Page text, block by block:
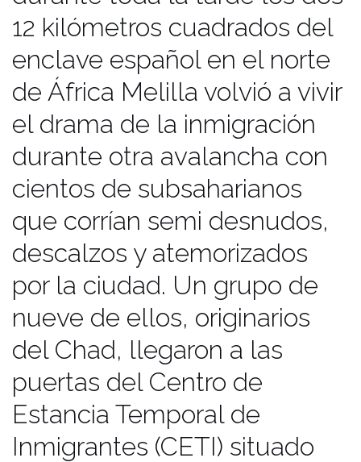
migratorios en esta región bañada
por el desierto del Sahara. Sin
embargo, su viaje suele estancarse
dentro de la valla, ya que una vez en
Melilla la posibilidad de llegar a
Europa se complica y muchos son
trasladados a centros como el CETI,
donde viven en un estado de espera
a fin de conocer su repatriación o
regularización.
12 kilómetros cuadrados del
enclave español en el norte
de África Melilla volvió a vivir
el drama de la inmigración
durante otra avalancha con
cientos de subsaharianos
que corrían semi desnudos,
descalzos y atemorizados
por la ciudad. Un grupo de
nueve de ellos, originarios
del Chad, llegaron a las
puertas del Centro de
Estancia Temporal de
Inmigrantes (CETI) situado